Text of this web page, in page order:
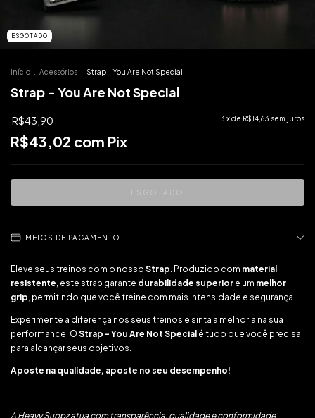
ESGOTADO
Início Acessórios Strap - You Are Not Special
Strap - You Are Not Special
R$43,90 3 x de R$14,63 sem juros
R$43,02 com Pix
MEIOS DE PAGAMENTO
Eleve seus treinos com o nosso Strap. Produzido com material
resistente, este strap garante durabilidade superior e um melhor
grip, permitindo que você treine com mais intensidade e segurança.
Experimente a diferença nos seus treinos e sinta a melhoria na sua
performance. O Strap - You Are Not Special é tudo que você precisa
para alcançar seus objetivos.
Aposte na qualidade, aposte no seu desempenho!
A Heavy Suppz atua com transparência, qualidade e conformidade